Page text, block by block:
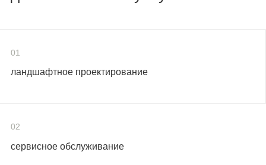
01
ландшафтное проектирование
02
сервисное обслуживание